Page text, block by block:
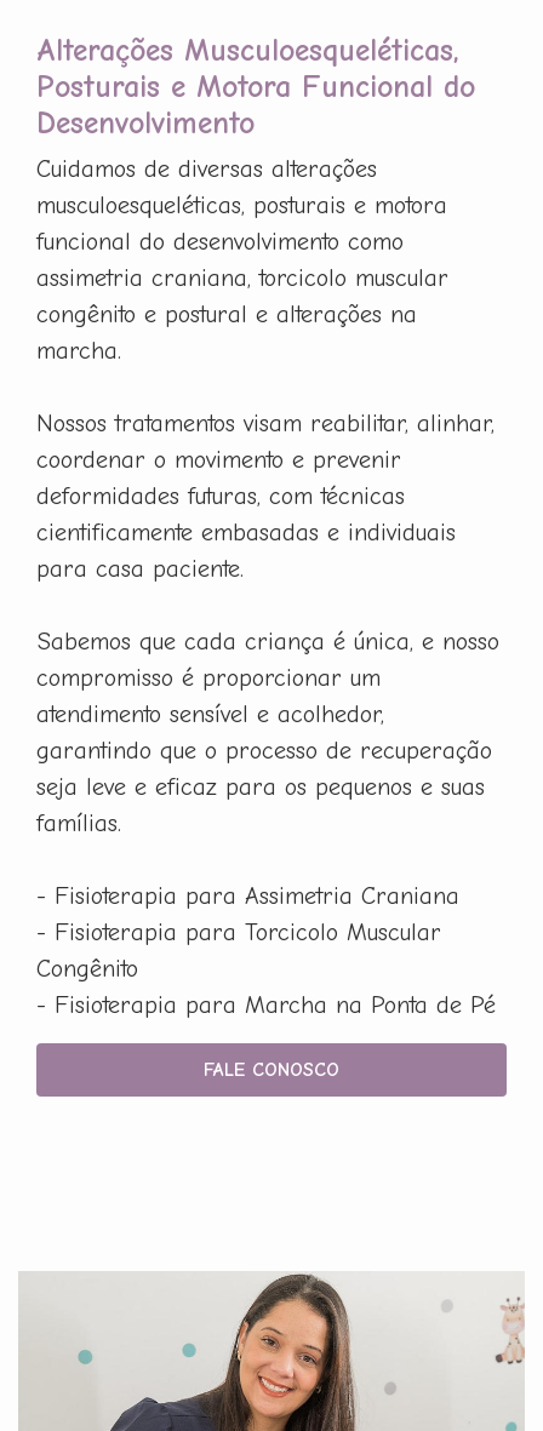
Alterações Musculoesqueléticas,
Posturais e Motora Funcional do
Desenvolvimento
Cuidamos de diversas alterações
musculoesqueléticas, posturais e motora
funcional do desenvolvimento como
assimetria craniana, torcicolo muscular
congênito e postural e alterações na
marcha.
Nossos tratamentos visam reabilitar, alinhar,
coordenar o movimento e prevenir
deformidades futuras, com técnicas
cientificamente embasadas e individuais
para casa paciente.
Sabemos que cada criança é única, e nosso
compromisso é proporcionar um
atendimento sensível e acolhedor,
garantindo que o processo de recuperação
seja leve e eficaz para os pequenos e suas
famílias.
- Fisioterapia para Assimetria Craniana
- Fisioterapia para Torcicolo Muscular
Congênito
- Fisioterapia para Marcha na Ponta de Pé
FALE CONOSCO